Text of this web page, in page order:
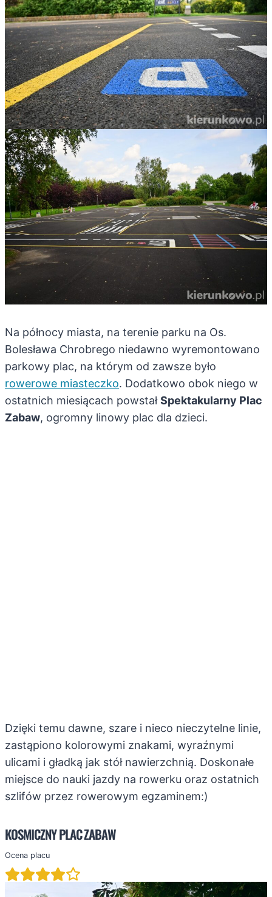
Na północy miasta, na terenie parku na Os.
Bolesława Chrobrego niedawno wyremontowano
parkowy plac, na którym od zawsze było
rowerowe miasteczko. Dodatkowo obok niego w
ostatnich miesiącach powstałSpektakularny Plac
Zabaw, ogromny linowy plac dla dzieci.
Dzięki temu dawne, szare i nieco nieczytelne linie,
zastąpiono kolorowymi znakami, wyraźnymi
ulicami i gładką jak stół nawierzchnią. Doskonałe
miejsce do nauki jazdy na rowerku oraz ostatnich
szlifów przez rowerowym egzaminem:)
KOSMICZNY PLAC ZABAW
Ocena placu